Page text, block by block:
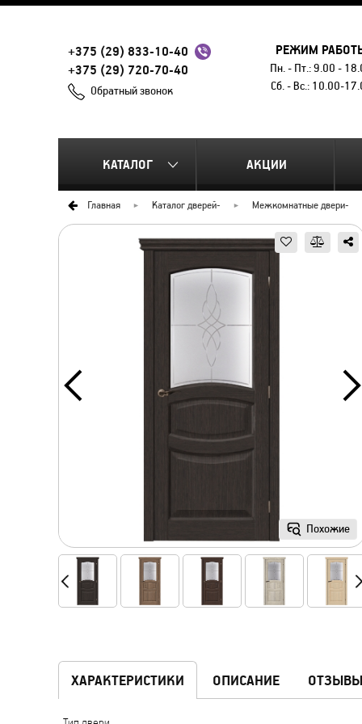
+375 (29) 833-10-40
+375 (29) 720-70-40
Обратный звонок
РЕЖИМ
Пн. - Пт.: 9.00 -
Сб. - Вс.: 10.00-
КАТАЛОГ АКЦИИ
Главная Каталог дверей- Межкомнатные двери-
Похожие
ХАРАКТЕРИСТИКИ ОПИСАНИЕ ОТЗЫВЫ